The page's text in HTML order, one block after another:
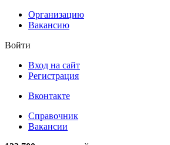
Организацию
Вакансию
Войти
Вход на сайт
Регистрация
Вконтакте
Справочник
Вакансии